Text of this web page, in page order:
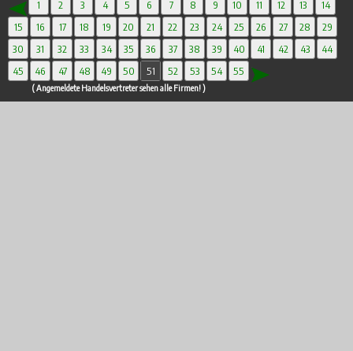
1 2 3 4 5 6 7 8 9 10 11 12 13
14
15
16 17 18 19 20 21 22 23 24 25 26 27 28
29
30
31 32 33 34 35 36 37 38 39 40 41 42 43
44
45
46 47 48 49 50 51 52 53 54 55
( Angemeldete Handelsvertreter sehen alle Firmen! )